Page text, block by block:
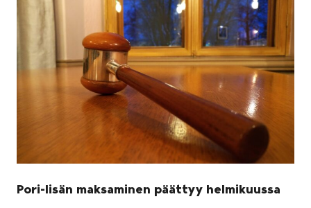
Pori-lisän maksaminen päättyy helmikuussa